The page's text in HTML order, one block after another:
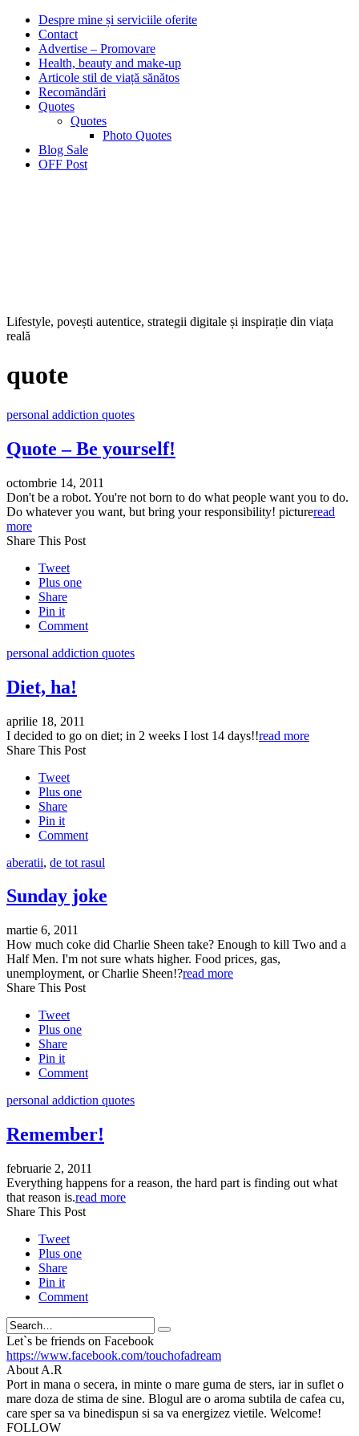
Despre mine și serviciile oferite
Contact
Advertise – Promovare
Health, beauty and make-up
Articole stil de viață sănătos
Recomăndări
Quotes
Quotes
Photo Quotes
Blog Sale
OFF Post
Lifestyle, povești autentice, strategii digitale și inspirație din viața
reală
quote
personal addiction quotes
Quote – Be yourself!
octombrie 14, 2011
Don't be a robot. You're not born to do what people want you to do.
Do whatever you want, but bring your responsibility! pictureread
more
Share This Post
Tweet
Plus one
Share
Pin it
Comment
personal addiction quotes
Diet, ha!
aprilie 18, 2011
I decided to go on diet; in 2 weeks I lost 14 days!!read more
Share This Post
Tweet
Plus one
Share
Pin it
Comment
aberatii, de tot rasul
Sunday joke
martie 6, 2011
How much coke did Charlie Sheen take? Enough to kill Two and a
Half Men. I'm not sure whats higher. Food prices, gas,
unemployment, or Charlie Sheen!?read more
Share This Post
Tweet
Plus one
Share
Pin it
Comment
personal addiction quotes
Remember!
februarie 2, 2011
Everything happens for a reason, the hard part is finding out what
that reason is.read more
Share This Post
Tweet
Plus one
Share
Pin it
Comment
Search
Let`s be friends on Facebook
https://www.facebook.com/touchofadream
About A.R
Port in mana o secera, in minte o mare guma de sters, iar in suflet o
mare doza de stima de sine. Blogul are o aroma subtila de cafea cu,
care sper sa va binedispun si sa va energizez vietile. Welcome!
FOLLOW